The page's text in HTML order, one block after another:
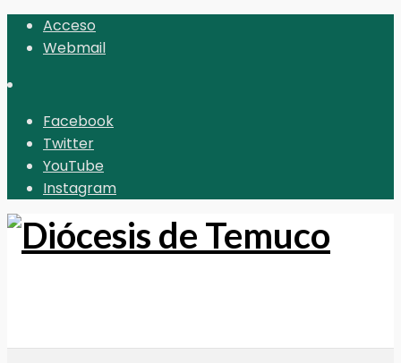
Acceso
Webmail
Facebook
Twitter
YouTube
Instagram